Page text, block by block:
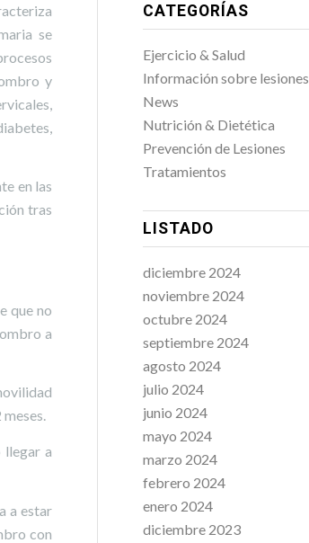
se
y
en las
tras
que no
a
llegar a
a estar
con
CATEGORÍAS
Ejercicio & Salud
Información sobre lesiones
News
Nutrición & Dietética
Prevención de Lesiones
Tratamientos
LISTADO
diciembre 2024
noviembre 2024
octubre 2024
septiembre 2024
agosto 2024
julio 2024
junio 2024
mayo 2024
marzo 2024
febrero 2024
enero 2024
diciembre 2023